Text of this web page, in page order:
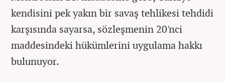
kendisini pek yakın bir savaş tehlikesi tehdidi
karşısında sayarsa, sözleşmenin 20'nci
maddesindeki hükümlerini uygulama hakkı
bulunuyor.